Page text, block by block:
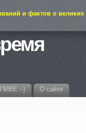
и фактов о великих
:-) О сайте